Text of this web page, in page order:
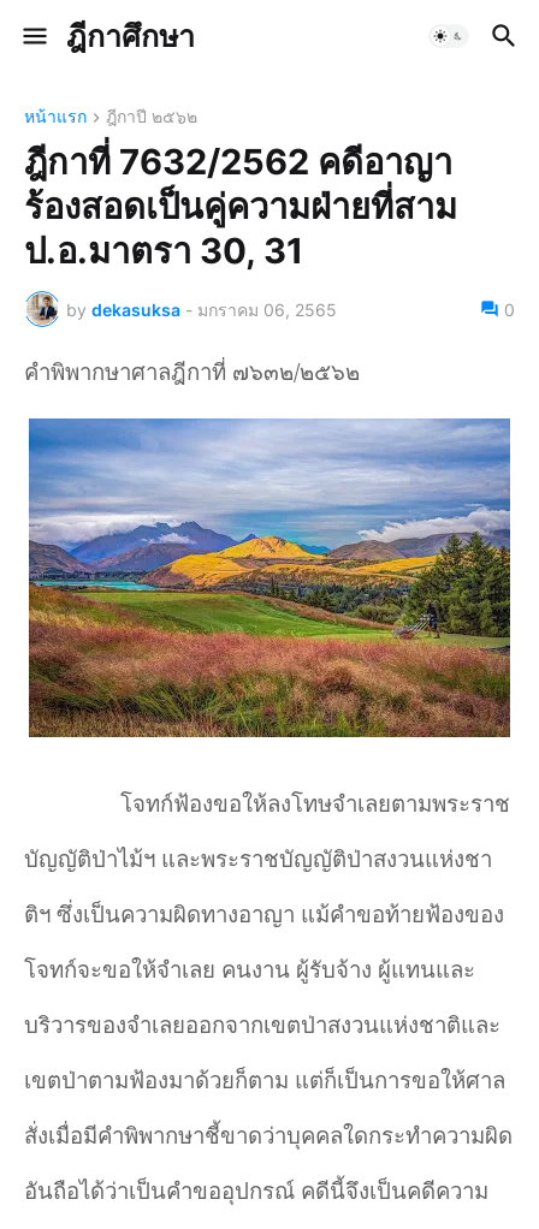
ฎีกาศึกษา
หน้าแรก ฎีกาปี ๒๕๖๒
ฎีกาที่ 7632/2562 คดีอาญา
ร้องสอดเป็นคู่ความฝ่ายที่สาม
ป.อ.มาตรา 30, 31
by dekasuksa - มกราคม 06, 2565 0
คำพิพากษาศาลฎีกาที่ ๗๖๓๒/๒๕๖๒
โจทก์ฟ้องขอให้ลงโทษจำเลยตามพระราช
บัญญัติป่าไม้ฯ และพระราชบัญญัติป่าสงวนแห่งชา
ติฯ ซึ่งเป็นความผิดทางอาญา แม้คำขอท้ายฟ้องของ
โจทก์จะขอให้จำเลย คนงาน ผู้รับจ้าง ผู้แทนและ
บริวารของจำเลยออกจากเขตป่าสงวนแห่งชาติและ
เขตป่าตามฟ้องมาด้วยก็ตาม แต่ก็เป็นการขอให้ศาล
สั่งเมื่อมีคำพิพากษาชี้ขาดว่าบุคคลใดกระทำความผิด
อันถือได้ว่าเป็นคำขออุปกรณ์ คดีนี้จึงเป็นคดีความ